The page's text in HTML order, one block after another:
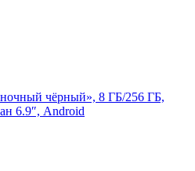
чёрный», 8 ГБ/256 ГБ,
6.9″, Android